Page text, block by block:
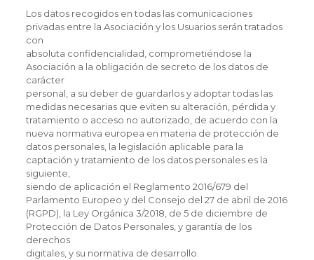
Los datos recogidos en todas las comunicaciones
privadas entre la Asociación y los Usuarios serán tratados
con
absoluta confidencialidad, comprometiéndose la
Asociación a la obligación de secreto de los datos de
carácter
personal, a su deber de guardarlos y adoptar todas las
medidas necesarias que eviten su alteración, pérdida y
tratamiento o acceso no autorizado, de acuerdo con la
nueva normativa europea en materia de protección de
datos personales, la legislación aplicable para la
captación y tratamiento de los datos personales es la
siguiente,
siendo de aplicación el Reglamento 2016/679 del
Parlamento Europeo y del Consejo del 27 de abril de 2016
(RGPD), la Ley Orgánica 3/2018, de 5 de diciembre de
Protección de Datos Personales, y garantía de los
derechos
digitales, y su normativa de desarrollo.